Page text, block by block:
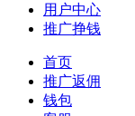
用户中心
推广挣钱
首页
推广返佣
钱包